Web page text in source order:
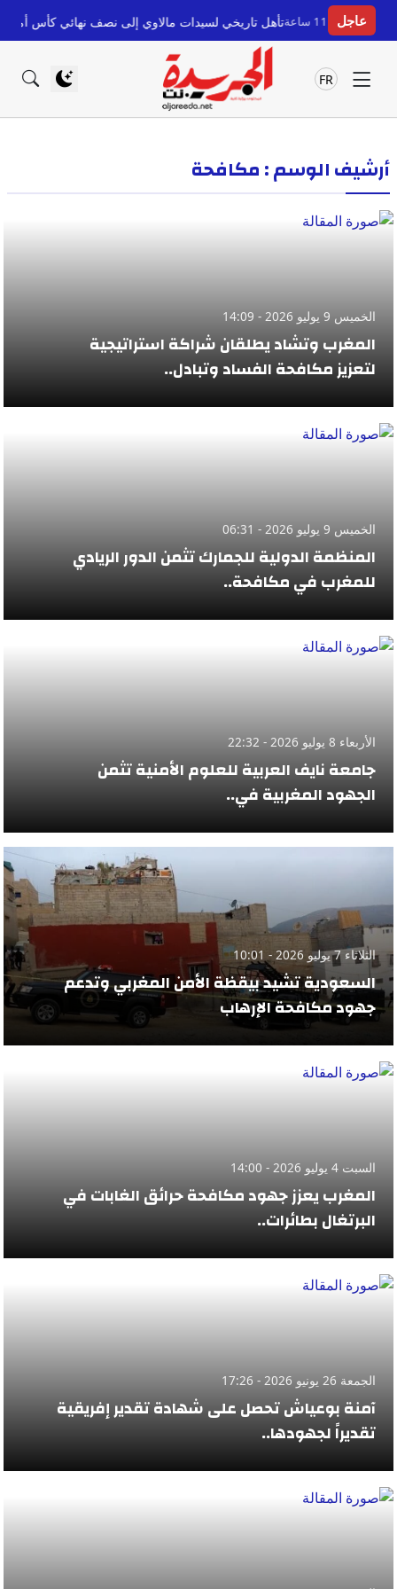
عاجل تأهل تاريخي لسيدات مالاوي إلى نصف نهائي كأس أمم إفريقيا بعد
FR
أرشيف الوسم : مكافحة
الخميس 9 يوليو 2026 - 14:09
المغرب وتشاد يطلقان شراكة استراتيجية
لتعزيز مكافحة الفساد وتبادل..
الخميس 9 يوليو 2026 - 06:31
المنظمة الدولية للجمارك تثمن الدور الريادي
للمغرب في مكافحة..
الأربعاء 8 يوليو 2026 - 22:32
جامعة نايف العربية للعلوم الأمنية تثمن
الجهود المغربية في..
الثلاثاء 7 يوليو 2026 - 10:01
السعودية تشيد بيقظة الأمن المغربي وتدعم
جهود مكافحة الإرهاب
السبت 4 يوليو 2026 - 14:00
المغرب يعزز جهود مكافحة حرائق الغابات في
البرتغال بطائرات..
الجمعة 26 يونيو 2026 - 17:26
آمنة بوعياش تحصل على شهادة تقدير إفريقية
تقديراً لجهودها..